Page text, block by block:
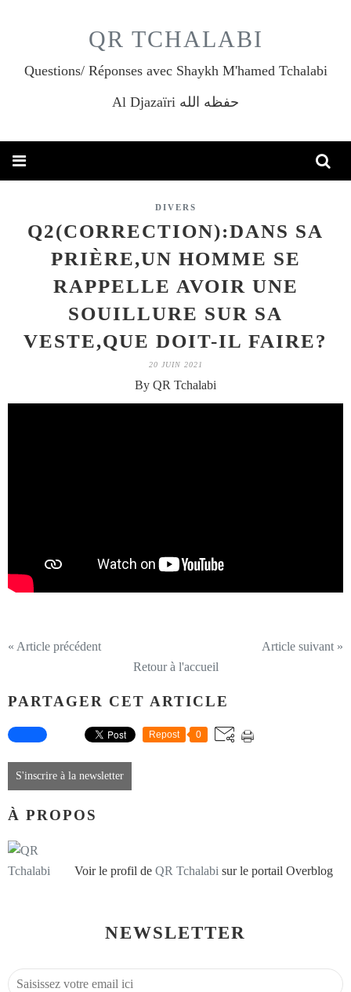
QR TCHALABI
Questions/ Réponses avec Shaykh M'hamed Tchalabi
Al Djazaïri حفظه الله
DIVERS
Q2(CORRECTION):DANS SA
PRIÈRE,UN HOMME SE
RAPPELLE AVOIR UNE
SOUILLURE SUR SA
VESTE,QUE DOIT-IL FAIRE?
20 JUIN 2021
By QR Tchalabi
« Article précédent
Article suivant »
Retour à l'accueil
PARTAGER CET ARTICLE
Repost 0
S'inscrire à la newsletter
À PROPOS
Voir le profil de QR Tchalabi sur le portail Overblog
NEWSLETTER